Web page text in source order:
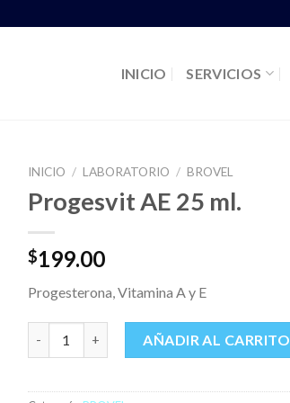
INICIO SERVICIOS
INICIO / LABORATORIO / BROVEL
Progesvit AE 25 ml.
$199.00
Progesterona, Vitamina A y E
Progesvit AE 25 ml. cantidadAÑADIR AL CARRITO